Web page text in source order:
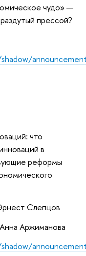
чудо» —
прессой?
что
в
реформы
Слепцов
Аржиманова